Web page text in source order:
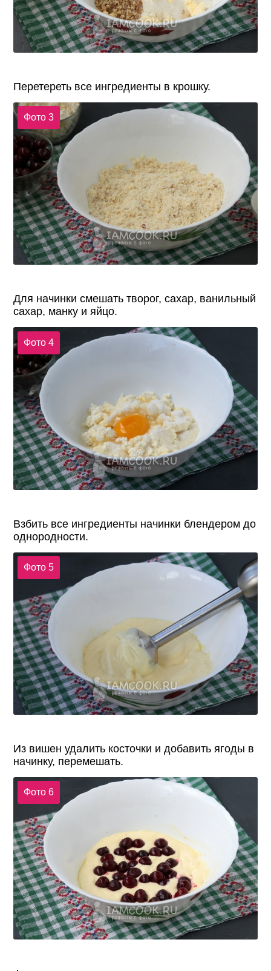
Перетереть все ингредиенты в крошку.
Фото 3
Для начинки смешать творог, сахар, ванильный
сахар, манку и яйцо.
Фото 4
Взбить все ингредиенты начинки блендером до
однородности.
Фото 5
Из вишен удалить косточки и добавить ягоды в
начинку, перемешать.
Фото 6